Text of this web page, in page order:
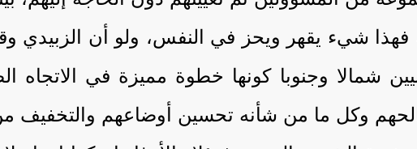
فهذا شيء يقهر ويحز في النفس، ولو أن
شمالا وجنوبا كونها خطوة مميزة في الاتجاه
وكل ما من شأنه تحسين أوضاعهم والتخفيف